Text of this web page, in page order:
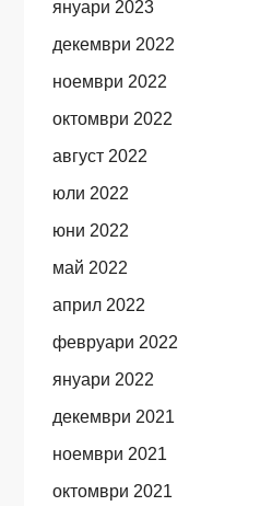
януари 2023
декември 2022
ноември 2022
октомври 2022
август 2022
юли 2022
юни 2022
май 2022
април 2022
февруари 2022
януари 2022
декември 2021
ноември 2021
октомври 2021